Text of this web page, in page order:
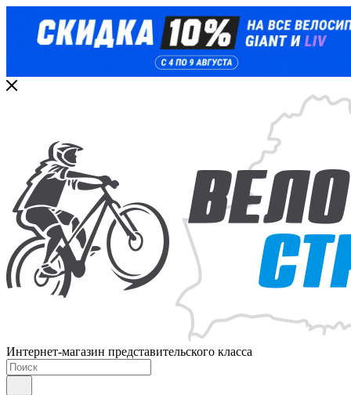
Интернет-магазин представительского класса